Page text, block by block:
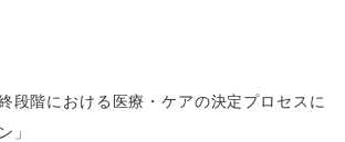
段階における医療・ケアの決定プロセスに
」